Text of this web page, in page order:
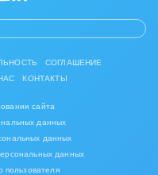
СОГЛАШЕНИЕ
КОНТАКТЫ
сайта
данных
данных
данных
пользователя